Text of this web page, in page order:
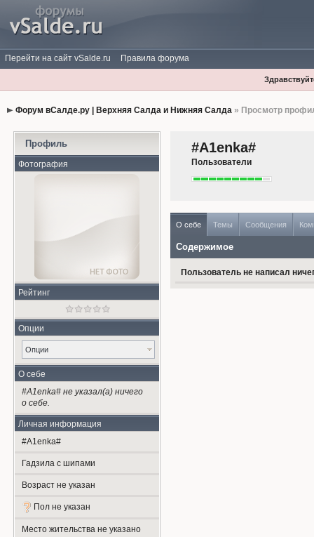
Перейти на сайт vSalde.ru Правила форума
Форум вСалде.ру | Верхняя Салда и Нижняя Салда» Просмотр
Профиль
Фотография
Рейтинг
Опции
Опции
О себе
#A1enka# не указал(а) ничего
о себе.
Личная информация
#A1enka#
Гадзила с шипами
Возраст не указан
Пол не указан
Место жительства не указано
#A1enka#
Пользователи
О себе Темы Сообщения
Содержимое
Пользователь не написал